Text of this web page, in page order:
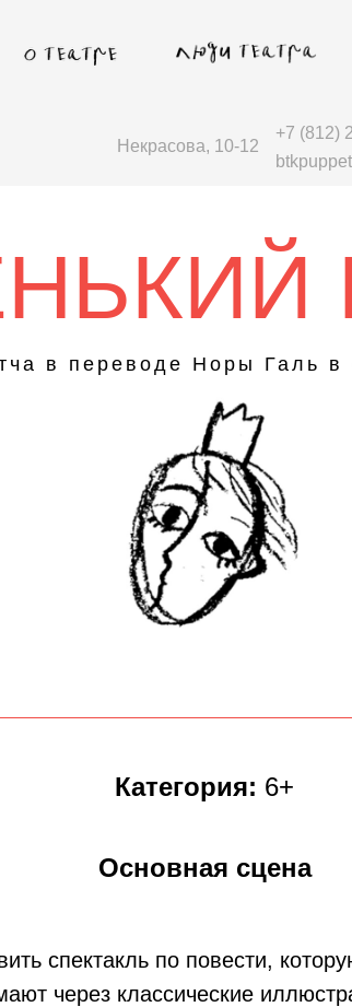
Некрасова, 10-12
+7 (812)
в переводе Норы Галь в
Категория: 6+
Основная сцена
спектакль по повести,
через классические